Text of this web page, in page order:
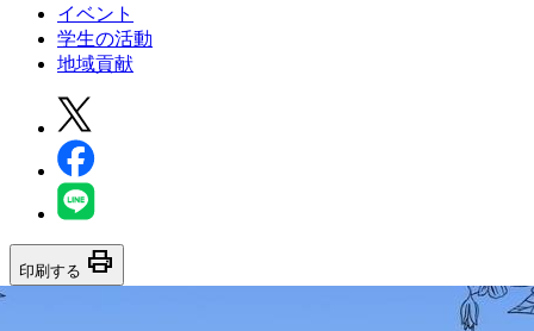
イベント
学生の活動
地域貢献
印刷する print